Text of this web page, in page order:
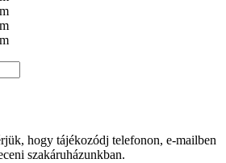
hogy tájékozódj telefonon, e-mailben
szakáruházunkban.